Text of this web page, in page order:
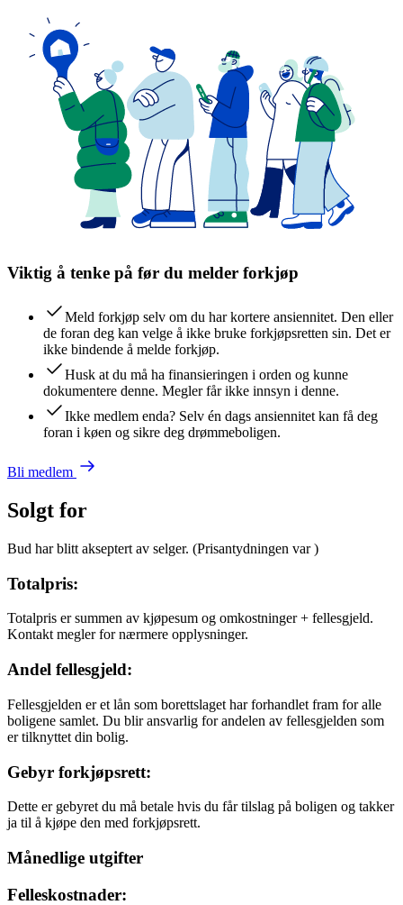
Viktig å tenke på før du melder forkjøp
Meld forkjøp selv om du har kortere ansiennitet. Den eller
de foran deg kan velge å ikke bruke forkjøpsretten sin. Det er
ikke bindende å melde forkjøp.
Husk at du må ha finansieringen i orden og kunne
dokumentere denne. Megler får ikke innsyn i denne.
Ikke medlem enda? Selv én dags ansiennitet kan få deg
foran i køen og sikre deg drømmeboligen.
Bli medlem
Solgt for
Bud har blitt akseptert av selger. (Prisantydningen var)
Totalpris:
Totalpris er summen av kjøpesum og omkostninger + fellesgjeld.
Kontakt megler for nærmere opplysninger.
Andel fellesgjeld:
Fellesgjelden er et lån som borettslaget har forhandlet fram for alle
boligene samlet. Du blir ansvarlig for andelen av fellesgjelden som
er tilknyttet din bolig.
Gebyr forkjøpsrett:
Dette er gebyret du må betale hvis du får tilslag på boligen og takker
ja til å kjøpe den med forkjøpsrett.
Månedlige utgifter
Felleskostnader: